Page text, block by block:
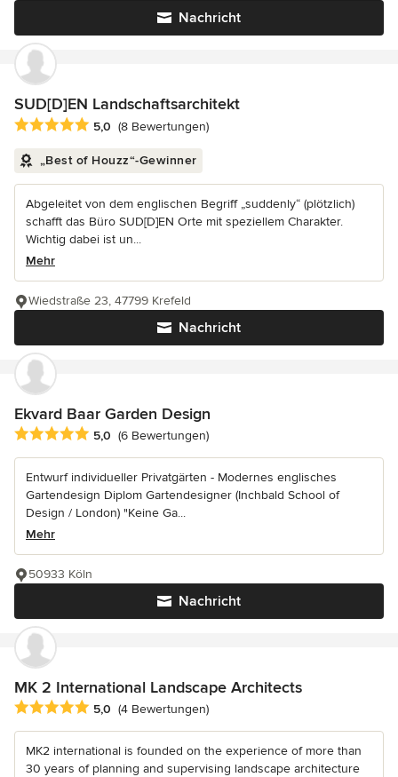
Nachricht
SUD[D]EN Landschaftsarchitekt
Durchschnittliche Bewertung: 5 von 5 Sternen
5,0 (8 Bewertungen)
„Best of Houzz“-Gewinner
Abgeleitet von dem englischen Begriff „suddenly“ (plötzlich)
schafft das Büro SUD[D]EN Orte mit speziellem Charakter.
Wichtig dabei ist un...
Mehr
Nachricht
Wiedstraße 23, 47799 Krefeld
Ekvard Baar Garden Design
Durchschnittliche Bewertung: 5 von 5 Sternen
5,0 (6 Bewertungen)
Entwurf individueller Privatgärten - Modernes englisches
Gartendesign Diplom Gartendesigner (Inchbald School of
Design / London) "Keine Ga...
Mehr
Nachricht
50933 Köln
MK 2 International Landscape Architects
Durchschnittliche Bewertung: 5 von 5 Sternen
5,0 (4 Bewertungen)
MK2 international is founded on the experience of more than
30 years of planning and supervising landscape architecture